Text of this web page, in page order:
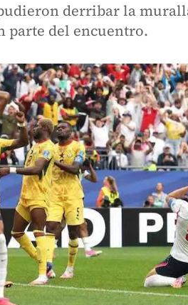
derribar la
parte del encuentro.